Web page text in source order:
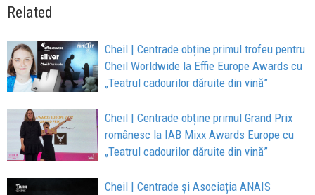
Related
Cheil | Centrade obține primul trofeu pentru
Cheil Worldwide la Effie Europe Awards cu
„Teatrul cadourilor dăruite din vină”
Cheil | Centrade obține primul Grand Prix
românesc la IAB Mixx Awards Europe cu
„Teatrul cadourilor dăruite din vină”
Cheil | Centrade și Asociația ANAIS